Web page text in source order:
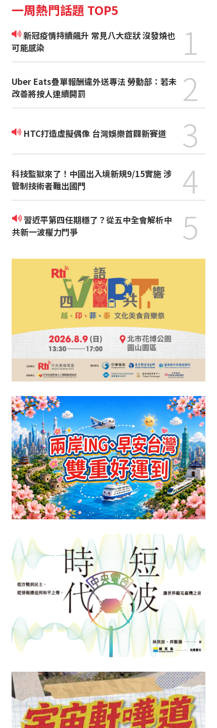
一周熱門話題 TOP5
新冠疫情持續飆升 常見八大症狀 沒發燒也
可能感染
1
Uber Eats疊單報酬違外送專法 勞動部：若未
改善將按人連續開罰
2
HTC打造虛擬偶像 台灣娛樂首闢新賽道 3
科技監獄來了！中國出入境新規9/15實施 涉
管制技術者難出國門
4
習近平第四任期穩了？從五中全會解析中
共新一波權力鬥爭
5